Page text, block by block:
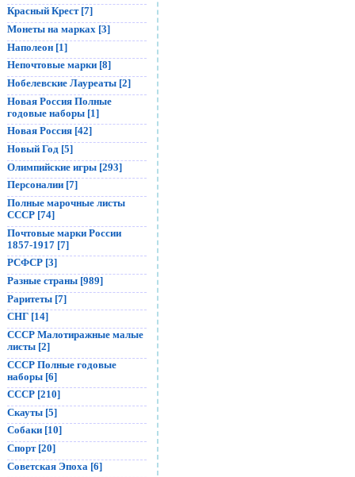
Красный Крест [7]
Монеты на марках [3]
Наполеон [1]
Непочтовые марки [8]
Нобелевские Лауреаты [2]
Новая Россия Полные
годовые наборы [1]
Новая Россия [42]
Новый Год [5]
Олимпийские игры [293]
Персоналии [7]
Полные марочные листы
СССР [74]
Почтовые марки России
1857-1917 [7]
РСФСР [3]
Разные страны [989]
Раритеты [7]
СНГ [14]
СССР Малотиражные малые
листы [2]
СССР Полные годовые
наборы [6]
СССР [210]
Скауты [5]
Собаки [10]
Спорт [20]
Советская Эпоха [6]